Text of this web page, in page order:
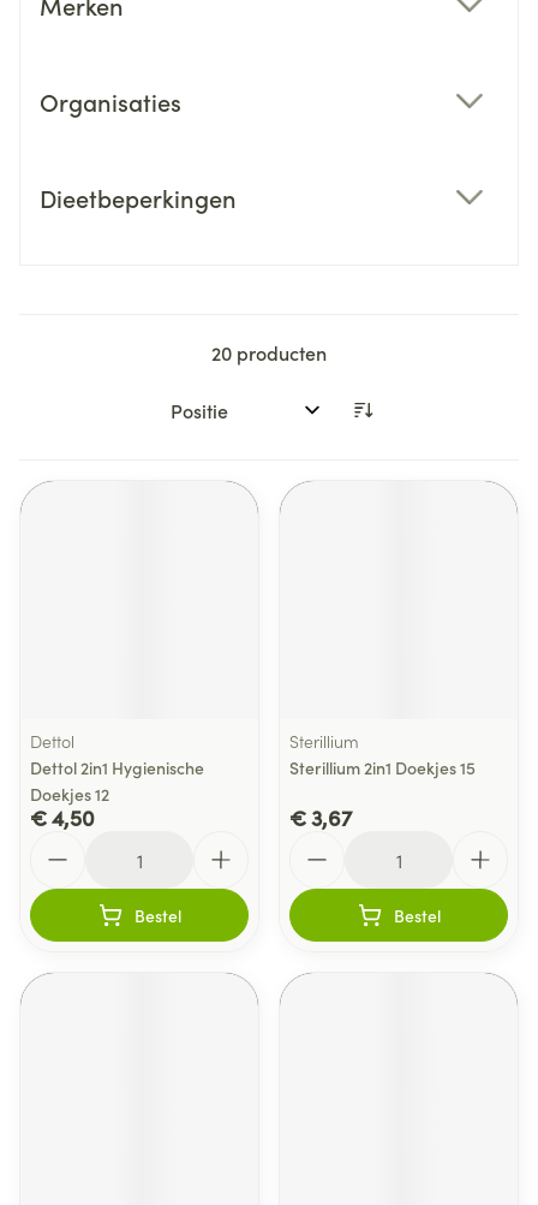
Organisaties
Dieetbeperkingen
20 producten
Sorteer op:
Dettol
Dettol 2in1 Hygienische
Doekjes 12
€ 4,50
Bestel
Sterillium
Sterillium 2in1 Doekjes 15
€ 3,67
Bestel